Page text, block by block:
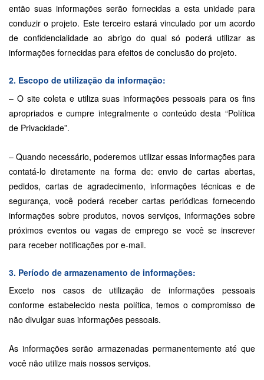
então suas informações serão fornecidas a esta unidade para
conduzir o projeto. Este terceiro estará vinculado por um acordo
de confidencialidade ao abrigo do qual só poderá utilizar as
informações fornecidas para efeitos de conclusão do projeto.
2. Escopo de utilização da informação:
– O site coleta e utiliza suas informações pessoais para os fins
apropriados e cumpre integralmente o conteúdo desta “Política
de Privacidade”.
– Quando necessário, poderemos utilizar essas informações para
contatá-lo diretamente na forma de: envio de cartas abertas,
pedidos, cartas de agradecimento, informações técnicas e de
segurança, você poderá receber cartas periódicas fornecendo
informações sobre produtos, novos serviços, informações sobre
próximos eventos ou vagas de emprego se você se inscrever
para receber notificações por e-mail.
3. Período de armazenamento de informações:
Exceto nos casos de utilização de informações pessoais
conforme estabelecido nesta política, temos o compromisso de
não divulgar suas informações pessoais.
As informações serão armazenadas permanentemente até que
você não utilize mais nossos serviços.